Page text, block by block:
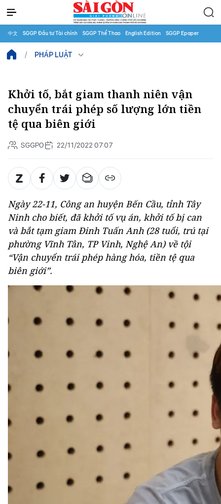
中文 SGGP Đầu tư Tài chính SGGP Thể Thao English Edition SGGP Epaper
PHÁP LUẬT
Khởi tố, bắt giam thanh niên vận
chuyển trái phép số lượng lớn tiền
tệ qua biên giới
SGGPO 22/11/2022 07:07
Ngày 22-11, Công an huyện Bến Cầu, tỉnh Tây
Ninh cho biết, đã khởi tố vụ án, khởi tố bị can
và bắt tạm giam Đinh Tuấn Anh (28 tuổi, trú tại
phường Vĩnh Tân, TP Vinh, Nghệ An) về tội
“Vận chuyển trái phép hàng hóa, tiền tệ qua
biên giới”.